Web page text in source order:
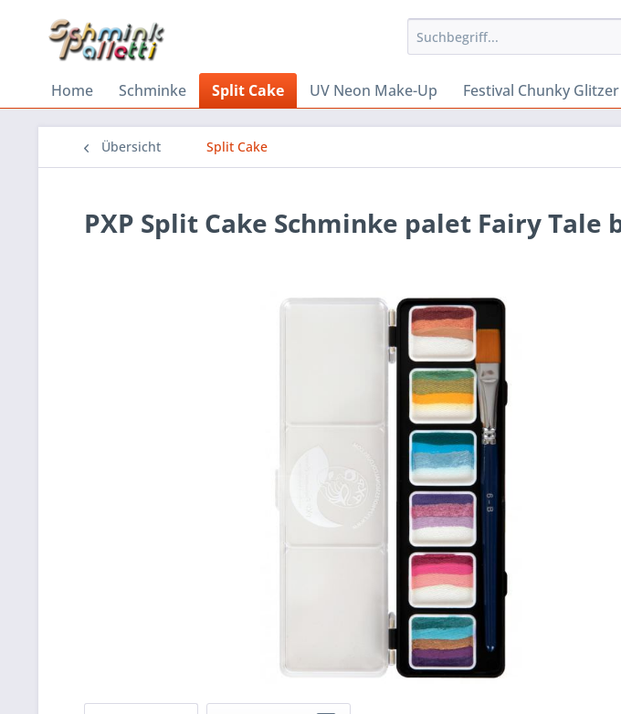
Home Schminke Split Cake UV Neon Make-Up Festival Chunky Glitzer
Übersicht Split Cake
PXP Split Cake Schminke palet Fairy Tale